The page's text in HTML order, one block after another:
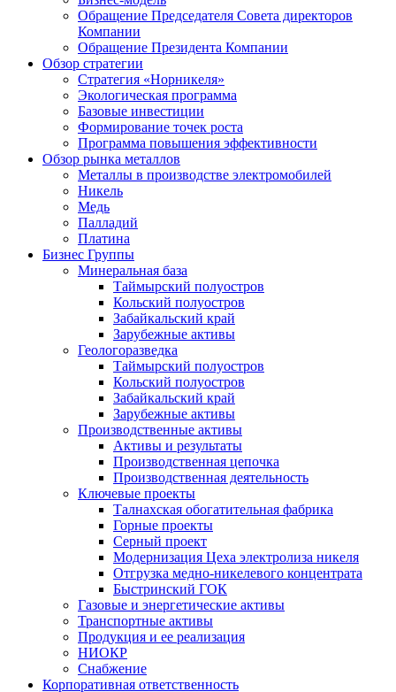
Обращение Председателя Совета директоров
Компании
Обращение Президента Компании
Обзор стратегии
Стратегия «Норникеля»
Экологическая программа
Базовые инвестиции
Формирование точек роста
Программа повышения эффективности
Обзор рынка металлов
Металлы в производстве электромобилей
Никель
Медь
Палладий
Платина
Бизнес Группы
Минеральная база
Таймырский полуостров
Кольский полуостров
Забайкальский край
Зарубежные активы
Геологоразведка
Таймырский полуостров
Кольский полуостров
Забайкальский край
Зарубежные активы
Производственные активы
Активы и результаты
Производственная цепочка
Производственная деятельность
Ключевые проекты
Талнахская обогатительная фабрика
Горные проекты
Серный проект
Модернизация Цеха электролиза никеля
Отгрузка медно-никелевого концентрата
Быстринский ГОК
Газовые и энергетические активы
Транспортные активы
Продукция и ее реализация
НИОКР
Снабжение
Корпоративная ответственность